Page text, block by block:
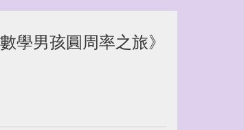
學男孩圓周率之旅》